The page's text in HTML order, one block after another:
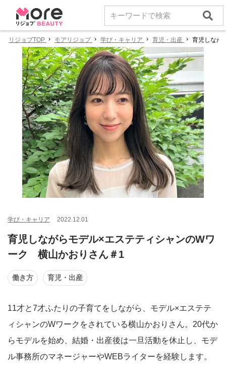
リジョブTOP モアリジョブ 学び・キャリア 育児・出産 育児しなが
学び・キャリア 2022.12.01
育児しながらモデル×エステティシャンのWワ
ーク 横山かおりさん＃1
働き方 育児・出産
11才と7才ふたりの子育てをしながら、モデル×エステテ
ィシャンのWワークをされている横山かおりさん。20代か
らモデルを始め、結婚・出産後は一旦活動を休止し、モデ
ル事務所のマネージャーやWEBライターを経験します。